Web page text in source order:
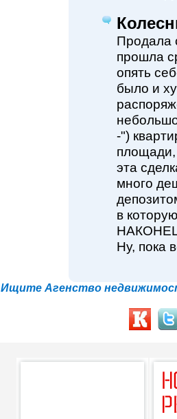
Продала
прошла
опять
было и
-")
эта
много
в
Ну, пока
Ищите Агенство